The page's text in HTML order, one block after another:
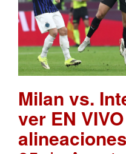
Milan vs.
ver EN